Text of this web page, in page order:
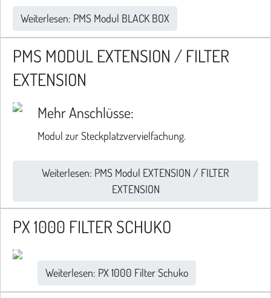
Weiterlesen: PMS Modul BLACK BOX
PMS MODUL EXTENSION / FILTER
EXTENSION
Mehr Anschlüsse:
Modul zur Steckplatzvervielfachung.
Weiterlesen: PMS Modul EXTENSION / FILTER
EXTENSION
PX 1000 FILTER SCHUKO
Weiterlesen: PX 1000 Filter Schuko